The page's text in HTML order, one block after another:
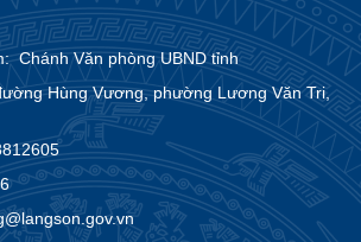
Chánh Văn phòng UBND tỉnh
Hùng Vương, phường Lương Văn Tri,